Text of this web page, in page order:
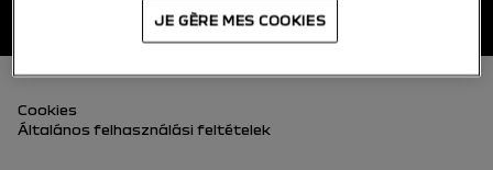
lábléc (alsó)
Cookies
Általános felhasználási feltételek
JE GÈRE MES COOKIES